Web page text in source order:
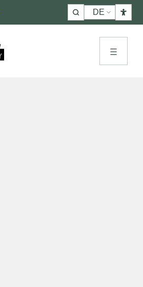
Choose
a
language